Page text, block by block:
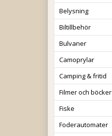
Belysning
Biltillbehör
Bulvaner
Camoprylar
Camping & fritid
Filmer och böcker
Fiske
Foderautomater